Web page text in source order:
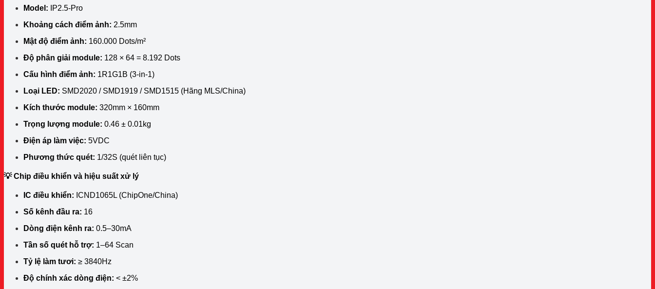
Model: IP2.5-Pro
Khoảng cách điểm ảnh: 2.5mm
Mật độ điểm ảnh: 160.000 Dots/m²
Độ phân giải module: 128 × 64 = 8.192 Dots
Cấu hình điểm ảnh: 1R1G1B (3-in-1)
Loại LED: SMD2020 / SMD1919 / SMD1515 (Hãng MLS/China)
Kích thước module: 320mm × 160mm
Trọng lượng module: 0.46 ± 0.01kg
Điện áp làm việc: 5VDC
Phương thức quét: 1/32S (quét liên tục)
💡 Chip điều khiển và hiệu suất xử lý
IC điều khiển: ICND1065L (ChipOne/China)
Số kênh đầu ra: 16
Dòng điện kênh ra: 0.5–30mA
Tần số quét hỗ trợ: 1–64 Scan
Tỷ lệ làm tươi: ≥ 3840Hz
Độ chính xác dòng điện: < ±2%